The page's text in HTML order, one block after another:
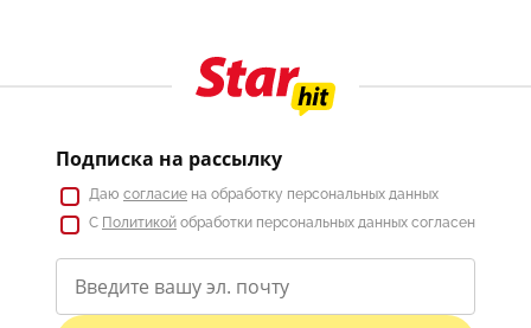
Подписка на рассылку
Даю согласие на обработку персональных данных
С Политикой обработки персональных данных согласен